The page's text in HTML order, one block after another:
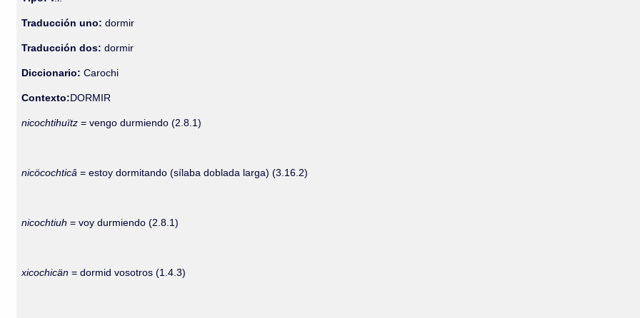
Traducción uno: dormir
Traducción dos: dormir
Diccionario:Carochi
Contexto:DORMIR
nicochtihuïtz= vengo durmiendo (2.8.1)
nicöcochticâ= estoy dormitando (sílaba doblada larga) (3.16.2)
nicochtiuh= voy durmiendo (2.8.1)
xicochicän= dormid vosotros (1.4.3)